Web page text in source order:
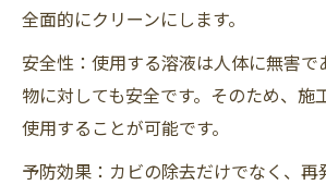
全面的にクリーンにします。
安全性：使用する溶液は人体に無害で
物に対しても安全です。そのため、施
使用することが可能です。
予防効果：カビの除去だけでなく、